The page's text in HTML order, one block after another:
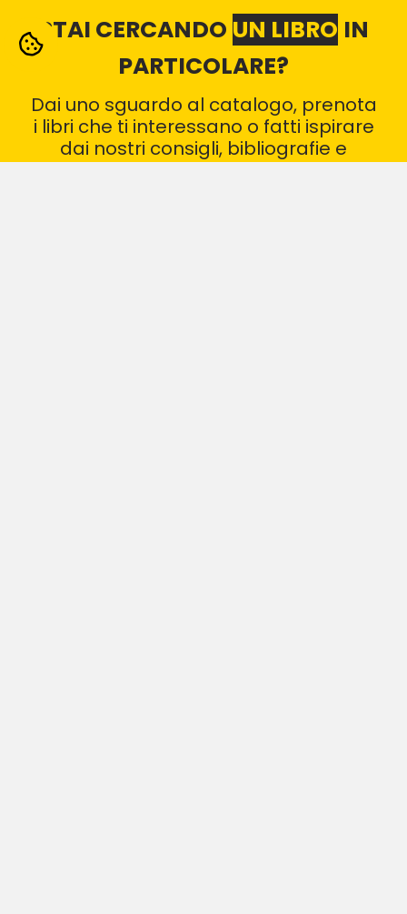
STAI CERCANDO UN LIBRO IN
PARTICOLARE?
Dai uno sguardo al catalogo, prenota
i libri che ti interessano o fatti ispirare
dai nostri consigli, bibliografie e
recensioni